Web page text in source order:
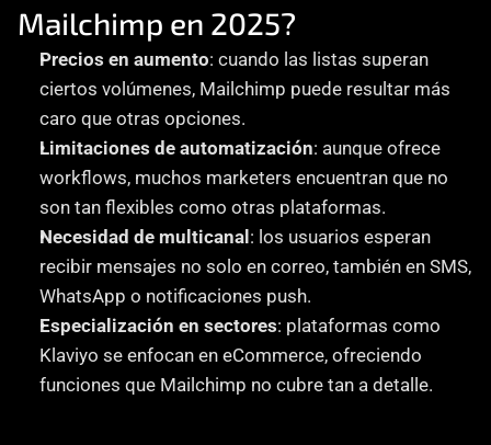
Mailchimp en 2025?
Precios en aumento: cuando las listas superan
ciertos volúmenes, Mailchimp puede resultar más
caro que otras opciones.
Limitaciones de automatización: aunque ofrece
workflows, muchos marketers encuentran que no
son tan flexibles como otras plataformas.
Necesidad de multicanal : los usuarios esperan
recibir mensajes no solo en correo, también en SMS,
WhatsApp o notificaciones push.
Especialización en sectores: plataformas como
Klaviyo se enfocan en eCommerce, ofreciendo
funciones que Mailchimp no cubre tan a detalle.